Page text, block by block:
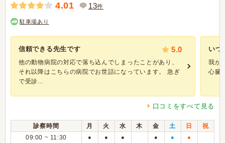
4.01 13件
駐車場あり
信頼できる先生です 5.0
他の動物病院の対応で落ち込んでしまったことがあり、
それ以降はこちらの病院でお世話になっています。 急ぎ
で受診...
いつ
我が
心臓
口コミをすべて見る
診察時間 月 火 水 木 金 土 日
祝
09:00 ~ 11:30
● ● ● ● ● ●